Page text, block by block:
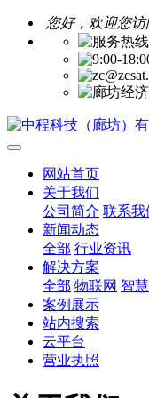
您好，欢迎您
网站首页
关于我们
公司简介 联系我
新闻动态
全部 行业资讯
解决方案
全部 物联网 智
案例展示
站内搜索
云平台
营业执照